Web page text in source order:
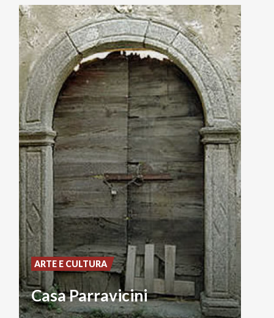
Casa Parravicini
ARTE E CULTURA